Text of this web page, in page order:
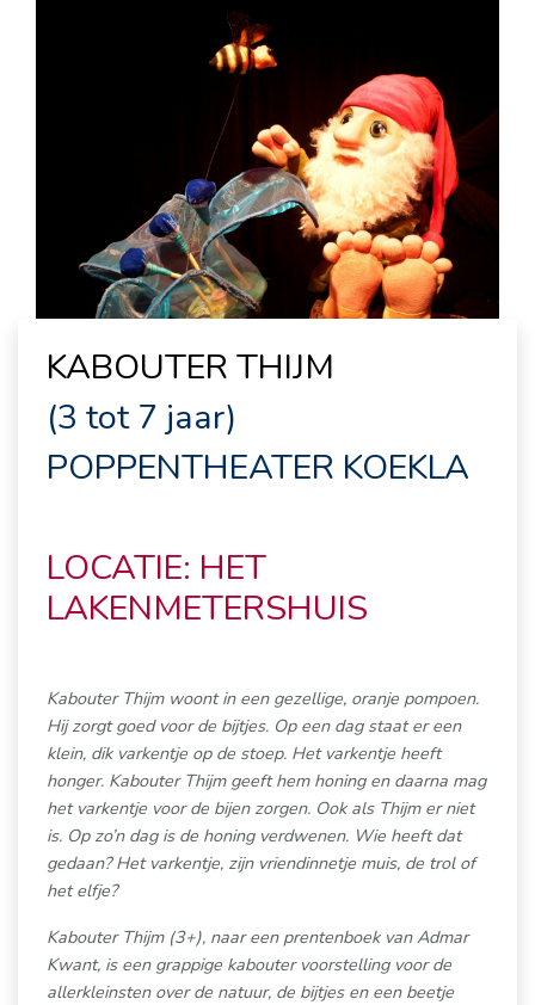
KABOUTER THIJM
(3 tot 7 jaar)
POPPENTHEATER KOEKLA
LOCATIE: HET
LAKENMETERSHUIS
Kabouter Thijm woont in een gezellige, oranje pompoen.
Hij zorgt goed voor de bijtjes. Op een dag staat er een
klein, dik varkentje op de stoep. Het varkentje heeft
honger. Kabouter Thijm geeft hem honing en daarna mag
het varkentje voor de bijen zorgen. Ook als Thijm er niet
is. Op zo’n dag is de honing verdwenen. Wie heeft dat
gedaan? Het varkentje, zijn vriendinnetje muis, de trol of
het elfje?
Kabouter Thijm (3+), naar een prentenboek van Admar
Kwant, is een grappige kabouter voorstelling voor de
allerkleinsten over de natuur, de bijtjes en een beetje